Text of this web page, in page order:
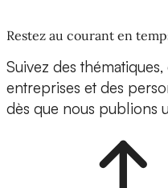
Restez au courant en
Suivez des
entreprises et des
dès que nous publions